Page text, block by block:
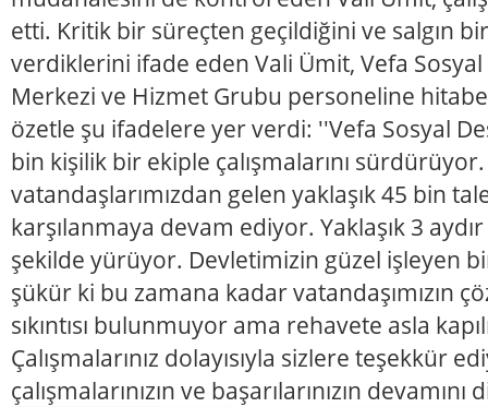
etti. Kritik bir süreçten geçildiğini ve salgın
verdiklerini ifade eden Vali Ümit, Vefa
Merkezi ve Hizmet Grubu personeline
özetle şu ifadelere yer verdi: ''Vefa Sosyal
bin kişilik bir ekiple çalışmalarını
vatandaşlarımızdan gelen yaklaşık 45 bin
karşılanmaya devam ediyor. Yaklaşık 3
şekilde yürüyor. Devletimizin güzel işleyen
şükür ki bu zamana kadar vatandaşımızın
sıkıntısı bulunmuyor ama rehavete asla
Çalışmalarınız dolayısıyla sizlere teşekkür
çalışmalarınızın ve başarılarınızın devamını